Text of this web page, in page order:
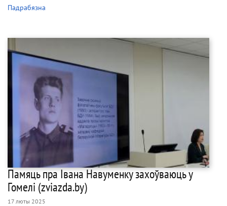
Падрабязна
Памяць пра Івана Навуменку захоўваюць у
Гомелі (zviazda.by)
17 люты 2025